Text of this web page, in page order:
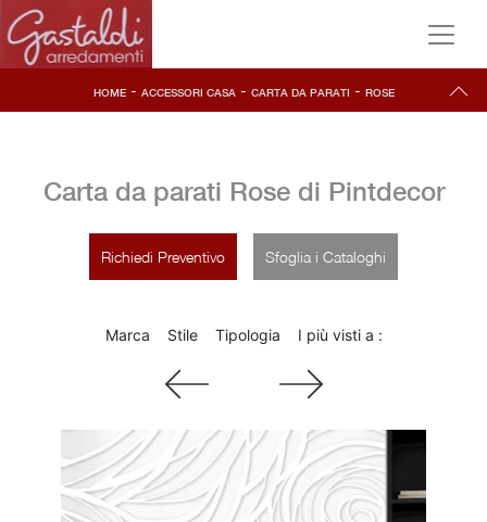
HOME- ACCESSORI CASA- CARTA DA PARATI - ROSE
Carta da parati Rose di Pintdecor
Richiedi Preventivo Sfoglia i Cataloghi
Marca Stile Tipologia I più visti a :